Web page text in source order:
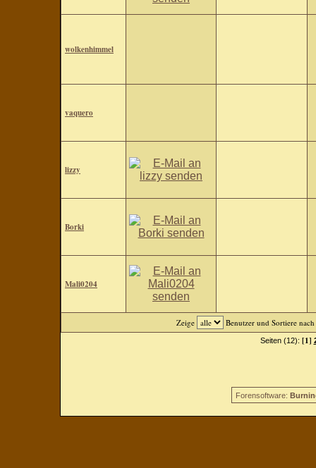
wolkenhimmel
vaquero
lizzy
Borki
Mali0204
Zeige Benutzer und Sortiere nach
Seiten (12): [1]
Forensoftware: